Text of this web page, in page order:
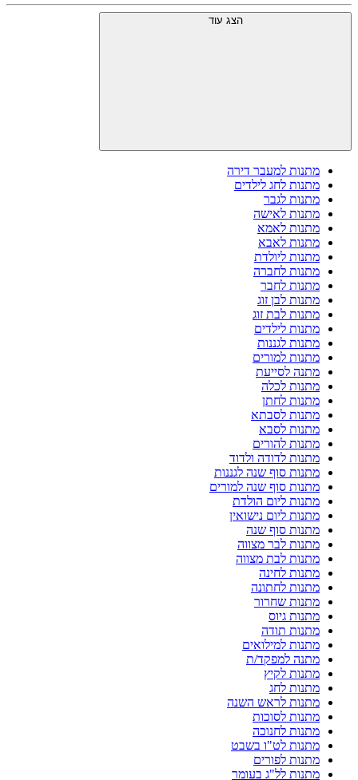
הצג עוד
מתנות למעבר דירה
מתנות לחג לילדים
מתנות לגבר
מתנות לאישה
מתנות לאמא
מתנות לאבא
מתנות ליולדת
מתנות לחברה
מתנות לחבר
מתנות לבן זוג
מתנות לבת זוג
מתנות לילדים
מתנות לגננות
מתנות למורים
מתנה לסייעת
מתנות לכלה
מתנות לחתן
מתנות לסבתא
מתנות לסבא
מתנות להורים
מתנות לדודה ולדוד
מתנות סוף שנה לגננות
מתנות סוף שנה למורים
מתנות ליום הולדת
מתנות ליום נישואין
מתנות סוף שנה
מתנות לבר מצווה
מתנות לבת מצווה
מתנות לחינה
מתנות לחתונה
מתנות שחרור
מתנות גיוס
מתנות תודה
מתנות למילואים
מתנה למפקד/ת
מתנות לקיץ
מתנות לחג
מתנות לראש השנה
מתנות לסוכות
מתנות לחנוכה
מתנות לט"ו בשבט
מתנות לפורים
מתנות לל"ג בעומר